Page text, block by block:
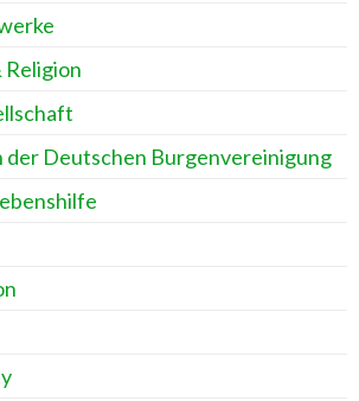
Religion
der Deutschen Burgenvereinigung